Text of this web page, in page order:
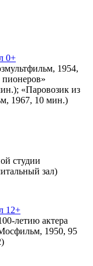
0+
1954,
«Паровозик из
1967, 10 мин.)
студии
зал)
12+
летию актера
1950, 95